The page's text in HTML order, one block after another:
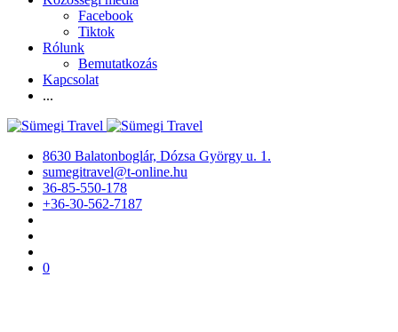
Facebook
Tiktok
Rólunk
Bemutatkozás
Kapcsolat
...
8630 Balatonboglár, Dózsa György u. 1.
sumegitravel@t-online.hu
36-85-550-178
+36-30-562-7187
0